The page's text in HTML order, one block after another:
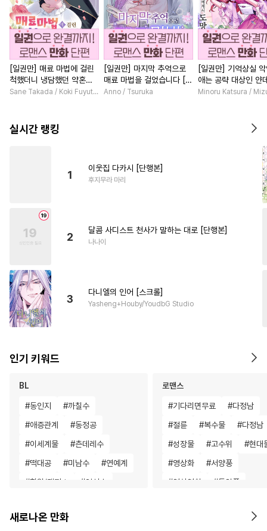
[일권만] 매료 마법에 걸린
척했더니 냉담했던 약혼자
가 맹목적인 사랑꾼이 되었
Sane Takada / Koki Fuyutsuki
[일권만] 마지막 추억으로
매료 마법을 걸었습니다 [단
행본]
Anno / Tsuruka
[일권만] 기억상실
애는 공략 대상인 얀
붓 오라버니에게서
Minoru Katsura /
실시간 랭킹
1
이웃집 다카시 [단행본]
후지무라 마리
2
달콤 사디스트 천사가 말하는 대로 [단행본]
나나이
3
다니엘의 인어 [스크롤]
Yasheng+Houby/YoudbG Studio
인기 키워드
BL
#동인지 #까칠수
#애증관계 #동정공
#이세계물 #츤데레수
#떡대공 #미남수 #연예계
#학원/캠퍼스 #임신수
#동정수 #오메가버스
로맨스
#기다리면무료 #다정남
#절륜 #복수물 #다정남
#성장물 #고수위 #현대
#영상화 #서양풍
#연상연하 #동양풍
나이차커플
새로나온 만화